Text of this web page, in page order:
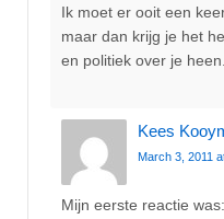
Ik moet er ooit een
maar dan krijg je het
en politiek over je heen.
Kees
March 3, 2011
Mijn eerste reactie